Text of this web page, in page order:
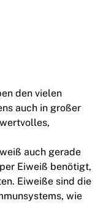
den vielen
auch in großer
auch gerade
Eiweiß benötigt,
Eiweiße sind die
wie